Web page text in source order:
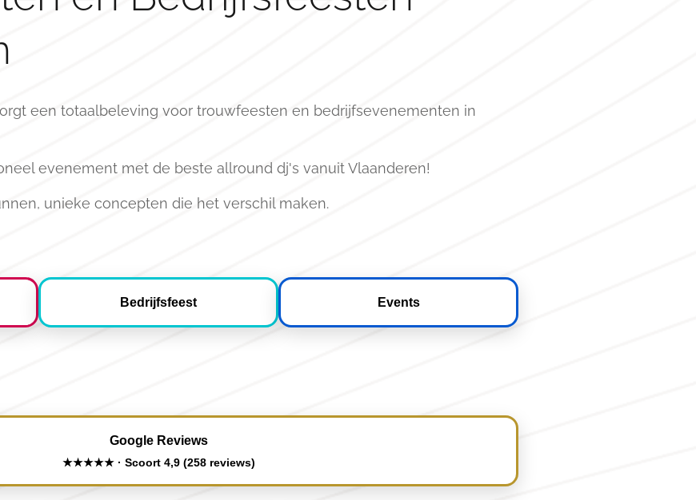
een totaalbeleving voor trouwfeesten en bedrijfsevenementen in
evenement met de beste allround dj's vanuit Vlaanderen!
unieke concepten die het verschil maken.
Bedrijfsfeest Events
Google Reviews
★★★★★ · Scoort 4,9 (258 reviews)